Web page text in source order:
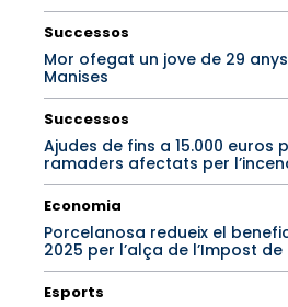
Successos
Mor ofegat un jove de 29
Manises
Successos
Ajudes de fins a 15.000 euros
ramaders afectats per
Economia
Porcelanosa redueix el
2025 per l’alça de l’Impost
Esports